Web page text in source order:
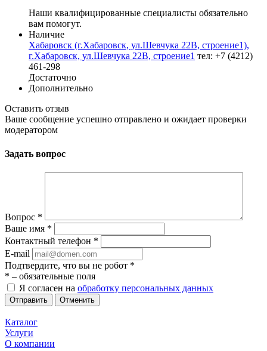
Наши квалифицированные специалисты обязательно
вам помогут.
Наличие
Хабаровск (г.Хабаровск, ул.Шевчука 22В, строение1),
г.Хабаровск, ул.Шевчука 22В, строение1 тел: +7 (4212)
461-298
Достаточно
Дополнительно
Оставить отзыв
Ваше сообщение успешно отправлено и ожидает проверки
модератором
Задать вопрос
Вопрос *
Ваше имя *
Контактный телефон *
E-mail
Подтвердите, что вы не робот *
* – обязательные поля
Я согласен на обработку персональных данных
Отменить
Каталог
Услуги
О компании